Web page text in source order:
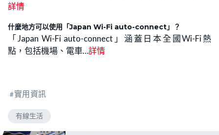
詳情
什麼地方可以使用「Japan Wi-Fi auto-connect」？
「Japan Wi-Fi auto-connect」涵蓋日本全國Wi-Fi熱
點，包括機場、電車…詳情
實用資訊
有線生活